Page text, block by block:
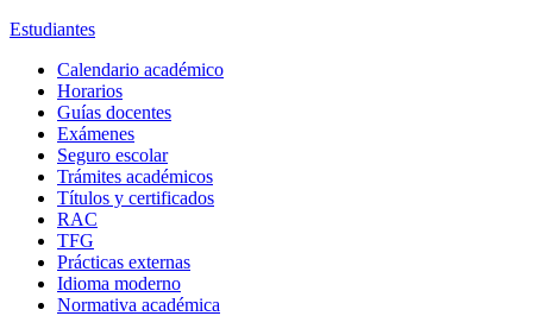
Estudiantes
Calendario académico
Horarios
Guías docentes
Exámenes
Seguro escolar
Trámites académicos
Títulos y certificados
RAC
TFG
Prácticas externas
Idioma moderno
Normativa académica